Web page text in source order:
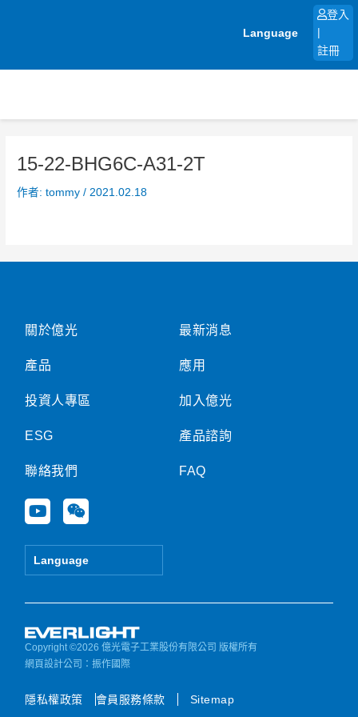
Language
登入
註冊
15-22-BHG6C-A31-2T
作者:tommy/ 2021.02.18
關於億光
產品
投資人專區
ESG
聯絡我們
Y
o
u
e
W
e
i
Language
最新消息
應用
加入億光
產品諮詢
FAQ
Copyright ©2026 億光電子工業股份有限公司 版權所有
網頁設計公司 ：振作國際
隱私權政策 會員服務條款 Sitemap